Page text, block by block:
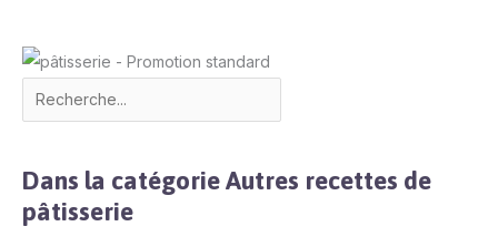
Dans la catégorie Autres recettes de
pâtisserie